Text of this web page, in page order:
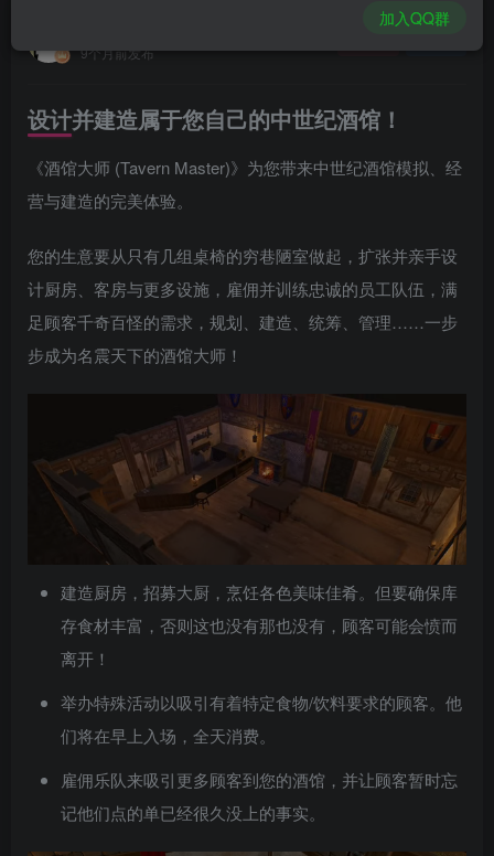
9个月前发布
设计并建造属于您自己的中世纪酒馆！
《酒馆大师 (Tavern Master)》为您带来中世纪酒馆模拟、经
营与建造的完美体验。
您的生意要从只有几组桌椅的穷巷陋室做起，扩张并亲手设
计厨房、客房与更多设施，雇佣并训练忠诚的员工队伍，满
足顾客千奇百怪的需求，规划、建造、统筹、管理……一步
步成为名震天下的酒馆大师！
建造厨房，招募大厨，烹饪各色美味佳肴。但要确保库
存食材丰富，否则这也没有那也没有，顾客可能会愤而
离开！
举办特殊活动以吸引有着特定食物/饮料要求的顾客。他
们将在早上入场，全天消费。
雇佣乐队来吸引更多顾客到您的酒馆，并让顾客暂时忘
记他们点的单已经很久没上的事实。
加入QQ群